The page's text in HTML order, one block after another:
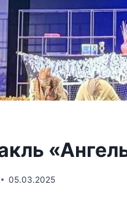
05.03.2025